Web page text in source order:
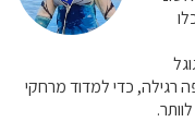
רגילה, כדי למדוד מרחקי